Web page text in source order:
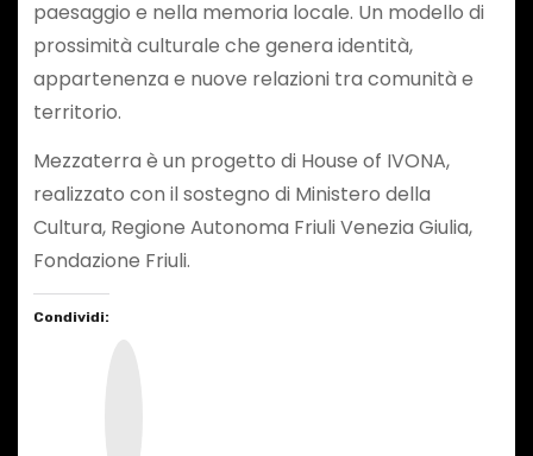
paesaggio e nella memoria locale. Un modello di
prossimità culturale che genera identità,
appartenenza e nuove relazioni tra comunità e
territorio.
Mezzaterra è un progetto di House of IVONA,
realizzato con il sostegno di Ministero della
Cultura, Regione Autonoma Friuli Venezia Giulia,
Fondazione Friuli.
Condividi: